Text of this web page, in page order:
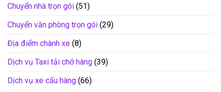
Chuyển nhà trọn gói (51)
Chuyển văn phòng trọn gói (29)
Địa điểm chành xe (8)
Dịch vụ Taxi tải chở hàng (39)
Dịch vụ xe cẩu hàng (66)